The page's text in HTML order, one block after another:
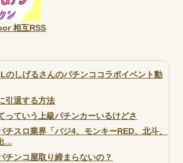
相互RSS
のしげるさんのパチンココラボイベント動
引退する方法
っていう上級パチンカーいるけどさ
チスロ業界「バジ4、モンキーRED、北斗、
...
チンコ屋取り締まらないの？